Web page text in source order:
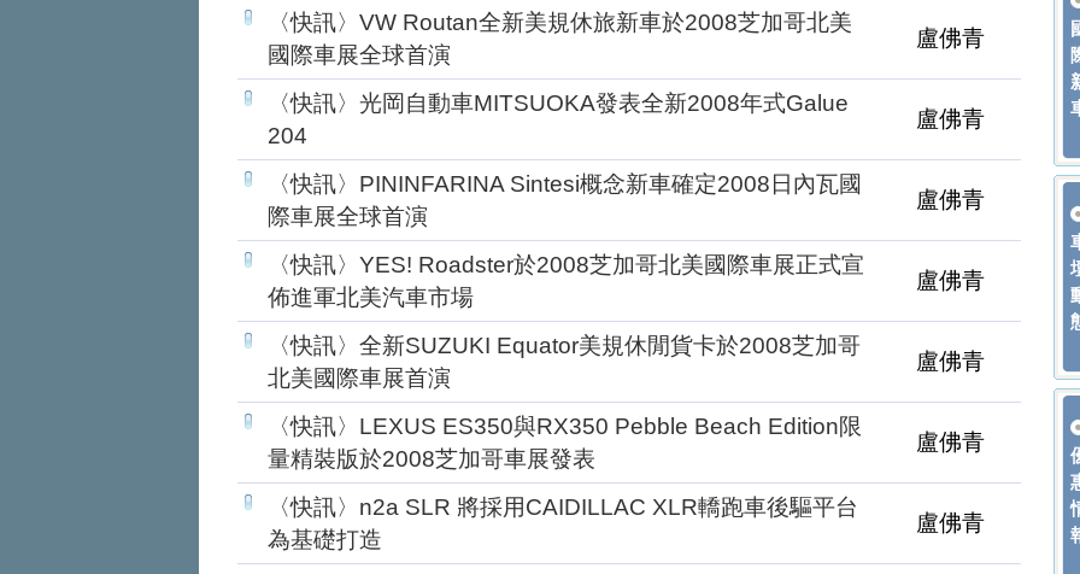
〈快訊〉VW Routan全新美規休旅新車於2008芝加哥北美
國際車展全球首演
盧佛青
〈快訊〉光岡自動車MITSUOKA發表全新2008年式Galue
204
盧佛青
〈快訊〉PININFARINA Sintesi概念新車確定2008日內瓦國
際車展全球首演
盧佛青
〈快訊〉YES! Roadster於2008芝加哥北美國際車展正式宣
佈進軍北美汽車市場
盧佛青
〈快訊〉全新SUZUKI Equator美規休閒貨卡於2008芝加哥
北美國際車展首演
盧佛青
〈快訊〉LEXUS ES350與RX350 Pebble Beach Edition限
量精裝版於2008芝加哥車展發表
盧佛青
〈快訊〉n2a SLR 將採用CAIDILLAC XLR轎跑車後驅平台
為基礎打造
盧佛青